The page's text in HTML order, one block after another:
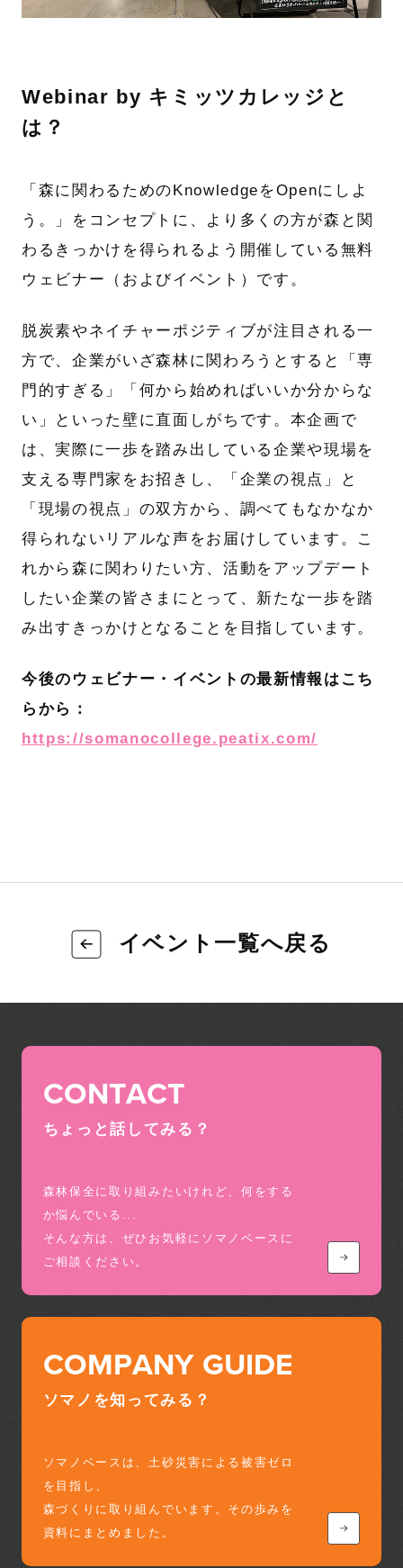
Webinar by キミッツカレッジと
は？
「森に関わるためのKnowledgeをOpenにしよ
う。」をコンセプトに、より多くの方が森と関
わるきっかけを得られるよう開催している無料
ウェビナー（およびイベント）です。
脱炭素やネイチャーポジティブが注目される一
方で、企業がいざ森林に関わろうとすると「専
門的すぎる」「何から始めればいいか分からな
い」といった壁に直面しがちです。本企画で
は、実際に一歩を踏み出している企業や現場を
支える専門家をお招きし、「企業の視点」と
「現場の視点」の双方から、調べてもなかなか
得られないリアルな声をお届けしています。こ
れから森に関わりたい方、活動をアップデート
したい企業の皆さまにとって、新たな一歩を踏
み出すきっかけとなることを目指しています。
今後のウェビナー・イベントの最新情報はこち
らから：
https://somanocollege.peatix.com/
イベント一覧へ戻る
CONTACT
ちょっと話してみる？
森林保全に取り組みたいけれど、何をする
か悩んでいる...
そんな方は、ぜひお気軽にソマノベースに
ご相談ください。
COMPANY GUIDE
ソマノを知ってみる？
ソマノベースは、土砂災害による被害ゼロ
を目指し、
森づくりに取り組んでいます。その歩みを
資料にまとめました。